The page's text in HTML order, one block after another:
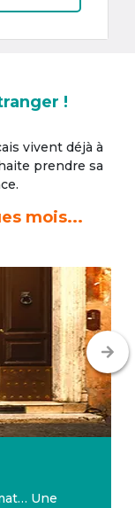
!
vivent déjà à
prendre sa
mois...
Une